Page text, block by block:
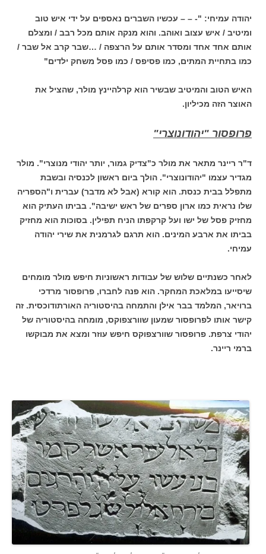
יהודה עמיחי: "- – – עכשיו השברים נאספים על ידי איש טוב
ומיטיב / איש עצוב ואוהב. והוא מנקה אותם מכל רבב / ומצלם
אותם אחד אחד ומסדר אותם על הרצפה / …שבר קרב אל שבר /
כמו בתחיית המתים, כמו פסיפס / כמו פסל משחק ילדים"
האיש הטוב והמיטיב שבשיר הוא קרלהיינץ מולר, שהציל את
האוצר הזה מכיליון.
פרופסור "יהודונוצרי"
ד"ר ריינר מתאר את מולר כ"צדיק גמור, יותר יהודי מנוצרי". מולר
מגדיר עצמו "יהודונוצרי". הולך ביום ראשון לכנסיה ובשבת
מתפלל בבית כנסת. הוא קורא (אבל לא מדבר) עברית ו"הספריה
שלו נראית כמו ארון ספרים של ראש ישיבה". בביתו העתיק הוא
מחזיק פסל של ישו ועל קרקפתו הניח תפילין. בסוכות הוא מחזיק
בביתו את ארבע המינים. הוא תרגם לגרמנית את שירי יהודה
עמיחי.
לאחר כשנתיים שלוש של עבודות ראשוניות חיפש מולר מומחים
שיסייעו במלאכת המחקר. הוא פנה לחברו, פרופסור מרדכי
ברויאר, המלמד בבר אילן והתמחה בהיסטוריה האורתודוכסית. זה
קישר אותו לפרופסור שמעון שוורצפוקס, מומחה בהיסטוריה של
יהודי צרפת. פרופסור שוורצפוקס חיפש עוזר ומצא את מבוקשו
ברמי ריינר.